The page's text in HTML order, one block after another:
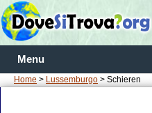
Menu
Home > Lussemburgo > Schieren